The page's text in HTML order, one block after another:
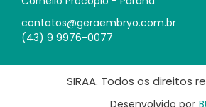
contatos@geraembryo.com.br
(43) 9 9976-0077
SIRAA. Todos os direitos
Desenvolvido por